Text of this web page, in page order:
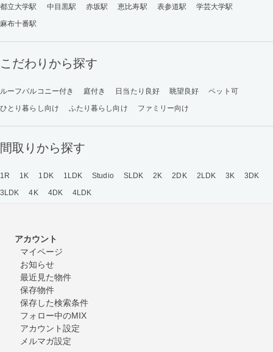
都立大学駅
中目黒駅 赤坂駅 恵比寿駅 表参道駅
学芸大学駅
麻布十番駅
こだわりから探す
ルーフバルコニー付き 庭付き 日当たり良好 眺望良好
ペット可
ひとり暮らし向け
ふたり暮らし向け ファミリー向け
間取りから探す
1R 1K 1DK 1LDK Studio SLDK 2K 2DK 2LDK 3K
3DK
3LDK
4K 4DK 4LDK
アカウント
マイページ
お知らせ
最近見た物件
保存物件
保存した検索条件
フォロー中のMIX
アカウント設定
メルマガ設定